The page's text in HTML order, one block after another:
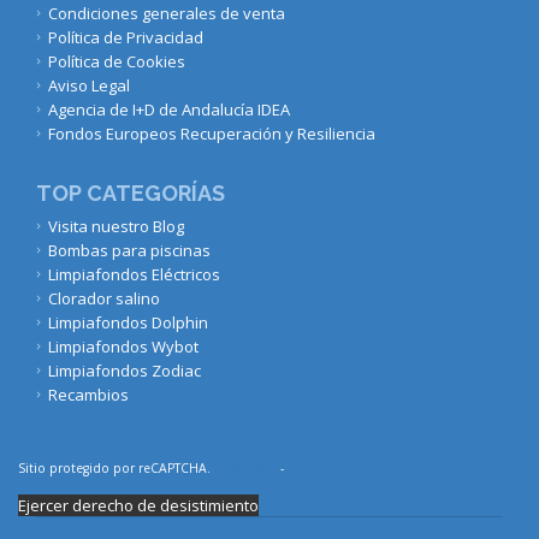
Condiciones generales de venta
Política de Privacidad
Política de Cookies
Aviso Legal
Agencia de I+D de Andalucía IDEA
Fondos Europeos Recuperación y Resiliencia
TOP CATEGORÍAS
Visita nuestro Blog
Bombas para piscinas
Limpiafondos Eléctricos
Clorador salino
Limpiafondos Dolphin
Limpiafondos Wybot
Limpiafondos Zodiac
Recambios
Sitio protegido por reCAPTCHA. -
Ejercer derecho de desistimiento